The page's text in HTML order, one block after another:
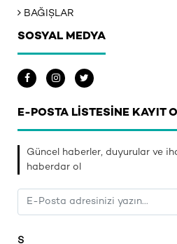
BAĞIŞLAR
SOSYAL MEDYA
E-POSTA LİSTESİNE KAYIT
Güncel haberler, duyurular ve
haberdar ol
S